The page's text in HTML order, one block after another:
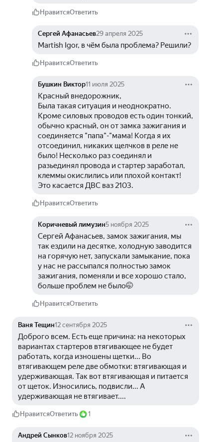
НравитсяОтветить
Сергей Афанасьев29 апреля 2025
Martish Igor, в чём была проблема? Решили?
НравитсяОтветить
Бушкин Виктор11 июля 2025
Красный внедорожник,
Была такая ситуация и неоднократно.
Кроме силовых проводов есть один тонкий,
обычно красный, он от замка зажигания и
соединяется "папа"-"мама! Когда я их
отсоединил, никаких щелчков в реле не
было! Несколько раз соединял и
разьединял провода и стартер заработал,
клеммы окислились или плохой контакт!
Это касается ДВС ваз 2103.
НравитсяОтветить
Коричневый лимузин5 ноября 2025
Сергей Афанасьев, замок зажигания, мы
так ездили на десятке, холодную заводится
на горячую нет, запускали замыкание, пока
у нас не рассыпался полностью замок
зажигания, поменяли и все хорошо стало,
больше проблем не было🤭
НравитсяОтветить
Ваня Тещин12 сентября 2025
Доброго всем. Есть еще причина: на некоторых
вариантах стартеров втягивающее не будет
работать, когда изношены щетки... Во
втягивающем реле две обмотки: втягивающая и
удерживающая. Так вот втягивающая и питается
от щеток. Износились, подвисли... А
удерживающая не втягивает....
НравитсяОтветить 1
Андрей Сынков12 ноября 2025